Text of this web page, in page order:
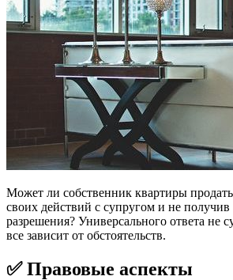
Может ли собственник квартиры продать
своих действий с супругом и не
разрешения? Универсального ответа не
все зависит от обстоятельств.
✅ Правовые аспекты